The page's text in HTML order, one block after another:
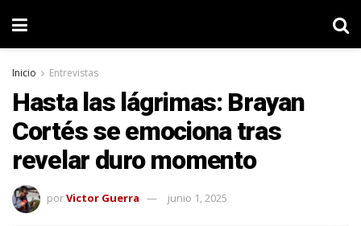
Inicio Entrevistas
Hasta las lágrimas: Brayan
Cortés se emociona tras
revelar duro momento
porVictor Guerra junio 1, 2025